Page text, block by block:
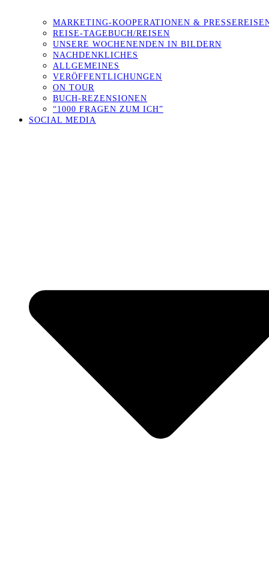
MARKETING-KOOPERATIONEN &
REISE-TAGEBUCH/REISEN
UNSERE WOCHENENDEN IN BILDERN
NACHDENKLICHES
ALLGEMEINES
VERÖFFENTLICHUNGEN
ON TOUR
BUCH-REZENSIONEN
“1000 FRAGEN ZUM ICH”
SOCIAL MEDIA